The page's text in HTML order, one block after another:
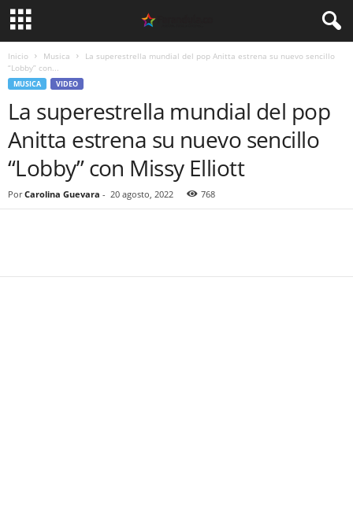
Inicio Musica
La superestrella mundial del pop Anitta estrena su nuevo sencillo
“Lobby” con...
MUSICA VIDEO
La superestrella mundial del pop
Anitta estrena su nuevo sencillo
“Lobby” con Missy Elliott
Por Carolina Guevara - 20 agosto, 2022 768